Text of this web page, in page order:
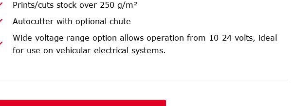
Prints/cuts stock over 250 g/m²
Autocutter with optional chute
Wide voltage range option allows operation from 10-24 volts, ideal
for use on vehicular electrical systems.